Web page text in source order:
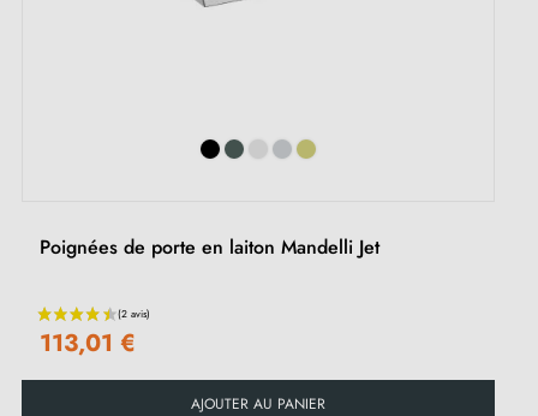
Poignées de porte en laiton Mandelli Jet
113,01 €
AJOUTER AU PANIER